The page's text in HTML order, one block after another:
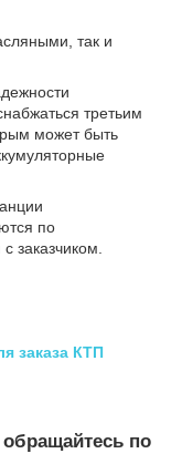
так и
третьим
может быть
по
заказчиком.
заказа КТП
по